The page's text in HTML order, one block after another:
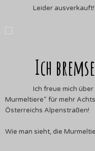
Leider ausverkauft!
Ich
Ich freue mich
Murmeltiere“ für mehr
Österreichs Alpenstraßen!
Wie man sieht, die